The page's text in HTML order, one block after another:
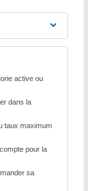
active ou
dans la
taux maximum
pour la
sa